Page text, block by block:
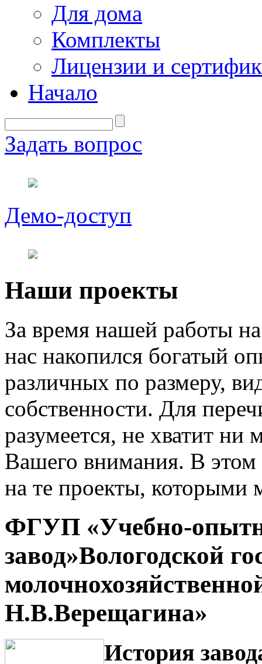
Для дома
Комплекты
Лицензии и
Начало
Задать вопрос
Демо-доступ
Наши проекты
За время нашей работы
нас накопился богатый
различных по размеру,
собственности. Для
разумеется, не хватит ни
Вашего внимания. В этом
на те проекты, которыми
ФГУП «Учебно-
завод»Вологодской
Н.В.Верещагина»
История